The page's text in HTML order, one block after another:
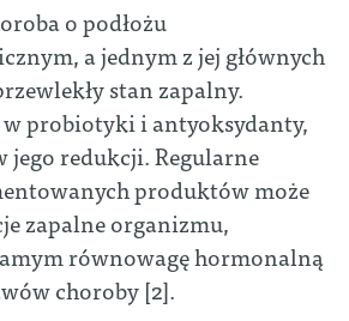
o podłożu
a jednym z jej głównych
stan zapalny.
probiotyki i antyoksydanty,
jego redukcji. Regularne
produktów może
zapalne organizmu,
równowagę hormonalną
choroby [2].